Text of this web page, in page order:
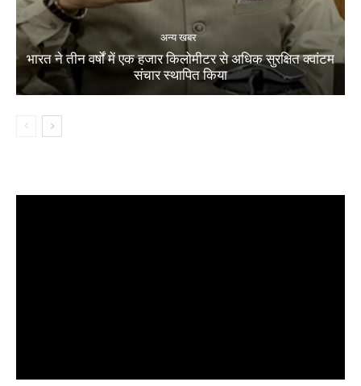
अन्य खबर
भारत ने तीन वर्षों में एक हजार किलोमीटर से अधिक सुरक्षित क्वांटम
संचार स्थापित किया